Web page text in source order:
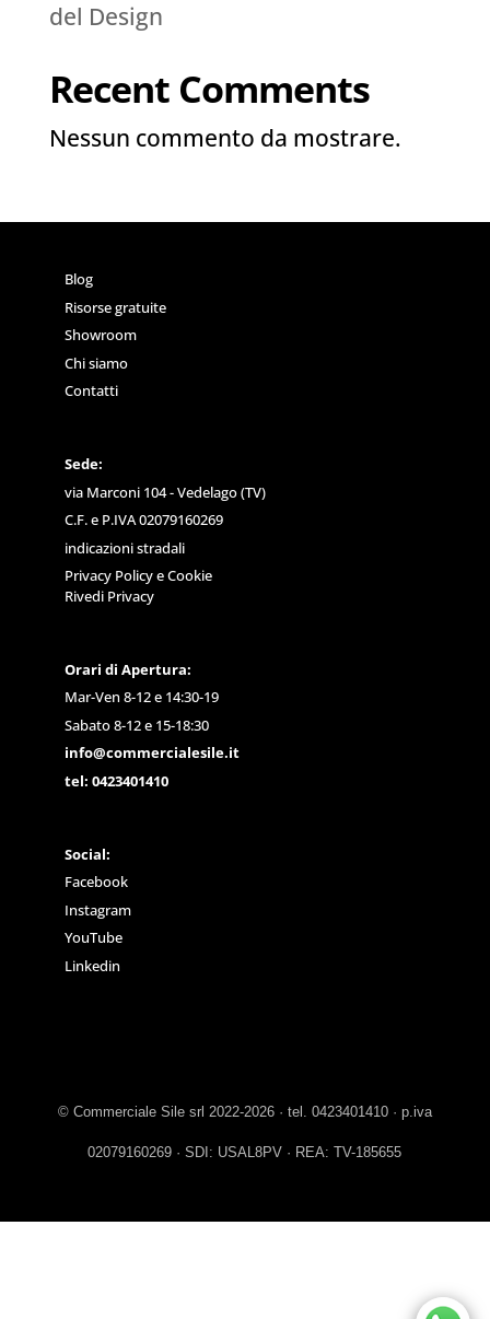
del Design
Recent Comments
Nessun commento da mostrare.
Blog
Risorse gratuite
Showroom
Chi siamo
Contatti
Sede:
via Marconi 104 - Vedelago (TV)
C.F. e P.IVA 02079160269
indicazioni stradali
Privacy PolicyeCookie
Rivedi Privacy
Orari di Apertura:
Mar-Ven 8-12 e 14:30-19
Sabato 8-12 e 15-18:30
info@commercialesile.it
tel: 0423401410
Social:
Facebook
Instagram
YouTube
Linkedin
© Commerciale Sile srl 2022-2026 · tel. 0423401410 · p.iva
02079160269 · SDI: USAL8PV · REA: TV-185655